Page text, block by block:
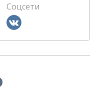
Соцсети